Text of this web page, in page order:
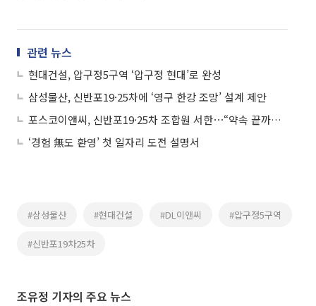
관련 뉴스
현대건설, 압구정5구역 ‘압구정 현대’로 완성
삼성물산, 신반포19·25차에 ‘영구 한강 조망’ 설계 제안
포스코이앤씨, 신반포19·25차 조합원 서한⋯“약속 끝까지 지킨다”
‘경험 無도 환영’ 첫 일자리 도전 설명서
#삼성물산 #현대건설 #DL이앤씨 #압구정5구역
#신반포19차25차
조유정 기자의 주요 뉴스